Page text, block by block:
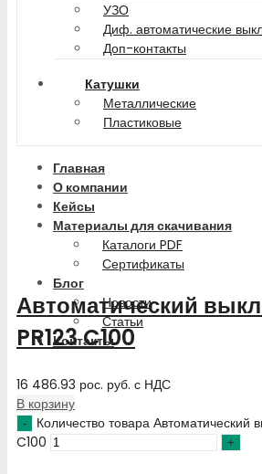
УЗО
Диф. автоматические
Доп-контакты
Катушки
Металлические
Пластиковые
Главная
О компании
Кейсы
Материалы для скачивания
Каталоги PDF
Сертификаты
Блог
Новости
Статьи
Контакты
Автоматический
PR123 C100
16 486.93 рос. руб. с НДС
В корзину
Количество товара Автоматический
C100